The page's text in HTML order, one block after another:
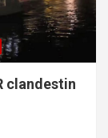
clandestin